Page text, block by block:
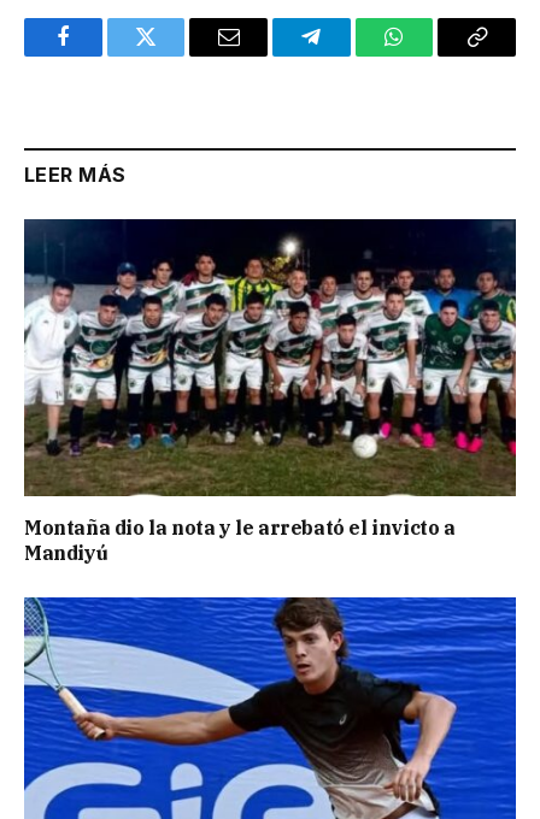
FacebookTwitter Email TelegramWhatsAppCopy
LEER MÁS
Montaña dio la nota y le arrebató el invicto a
Mandiyú